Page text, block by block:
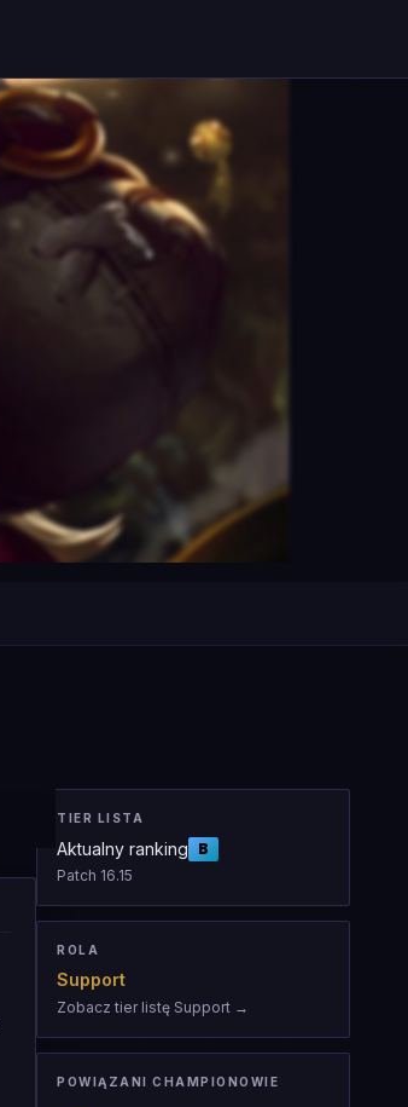
TIER LISTA
Aktualny ranking
B
Patch 16.15
ROLA
Support
Zobacz tier listę Support →
POWIĄZANI CHAMPIONOWIE